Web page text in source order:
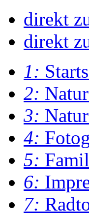
direkt
direkt
1:
2:
3:
4:
5:
6:
7: